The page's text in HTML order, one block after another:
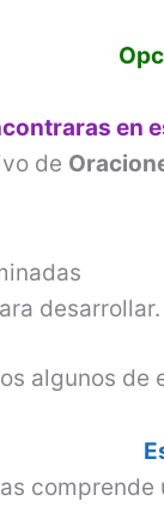
en
de
desarrollar.
algunos de